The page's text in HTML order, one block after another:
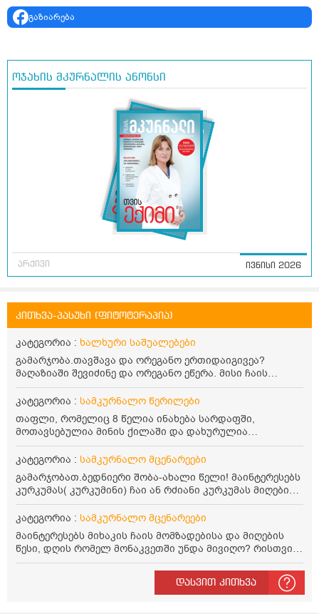
გაზიარება
ოჯახის მკურნალის ანონსი
არქივი ივნისი 2026
კითხვა-პასუხი (ფიტოტერაპია)
კატეგორია : ხალხური საშუალებები
გამარჯობა.თავშავა და ორეგანო ერთიდაიგივეა?
მაღაზიაში შევიძინე და ორეგანო ეწერა. მისი ჩაის
დალევის წესი მაინტერესებს.რისთვის არის კარგი?
წავიკითხე რომ: 1 ჭიქა თბილ წყალში ჩავყაროთ 1 ჩაის
კოვზი დაქუცმაცებული და გამხმარი ორეგანო და
გავაჩეროთ 10-15 წუთი, მივიღოთო ჭამიდან 1-2 საათში.
მიზანი: ანტიოქსიდანტური და ანთების საწინააღმდეგო
თვისება. სწორია ეს ინფორმაცია? უკუჩვენება რა აქვს
და ბრონქულ ასთმას თუ შველის ორეგანოს ჩაი?
კატეგორია : სამკურნალო წერილები
თაფლი, რომელიც 8 წელია ინახება სარდაფში,
მოთავსებულია მინის ქილაში და დახურულია
პლასტმასის სახურავით. ექნება თუ არა შენარჩუნებული
სასარგებლო თვისებები და შეიძლება თუ არა მისი
მირთმევა? გმადლობთ.
კატეგორია : სამკურნალო მცენარეები
გამარჯობათ.ბედნიერი შობა-ახალი წელი! მაინტერესებს
კურკუმას( კურკუმინი) ჩაი ან რძიანი კურკუმას მიღების
წესი. მაინტერესებდა და წავიკითხე ასეთი ინფორმაცია:
კურკუმას გააჩნია ანთების საწინააღმდეგო,
დამამშვიდებელი და ანტიოქსიდანტური თვისებები.ის
უნდა მივიღოთო ცხიმთან და შავ პილპილთან ერთად
ეფექტურობის მიზნით. 1) პირველი ვარიანტი არის ჩაი:
როგორ მივიღო კურკუმას ჩაი? უზმოზე,ჭამამდე თუ ჭამის
შემდეგ? თბილი წყალი უნდა დავასხათ თუ მდუღარე?
წავიკითხე რომ კურკუმას თუ დავასხამთ მდუღარე
კატეგორია : სამკურნალო მცენარეები
მაინტერესებს მიხაკის ჩაის მომზადებისა და მიღების
წესი, დღის რომელ მონაკვეთში უნდა მივიღო? რისთვის
არის სასარგებლო და უკუჩვენება თუ აქვს
დასვით კითხვა